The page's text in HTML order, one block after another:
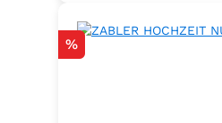
Rabatt
%